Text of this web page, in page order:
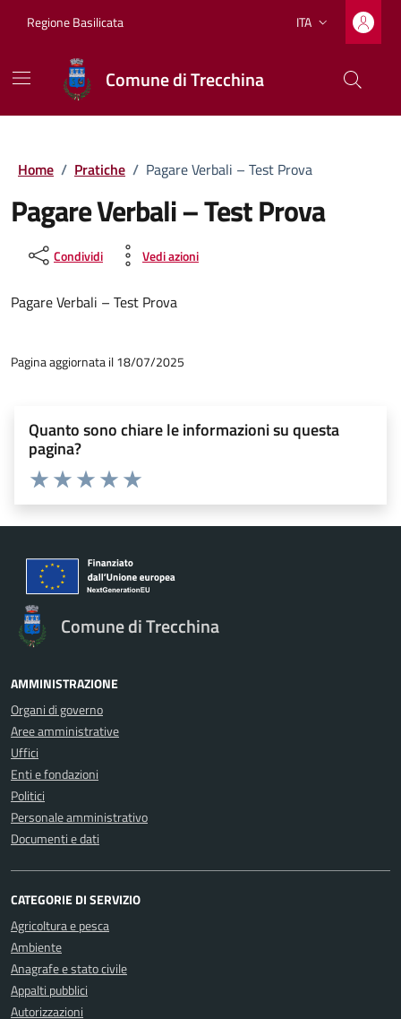
Regione Basilicata Lingua attiva:
ITA
Comune di Trecchina
Home / Pratiche / Pagare Verbali – Test Prova
Pagare Verbali – Test Prova
Condividi Vedi azioni
Pagare Verbali – Test Prova
Pagina aggiornata il 18/07/2025
Quanto sono chiare le informazioni su questa
pagina?
Valuta 5 stelle su 5
Valuta 4 stelle su 5
Valuta 3 stelle su 5
Valuta 2 stelle su 5
Valuta 1 stelle su 5
Comune di Trecchina
AMMINISTRAZIONE
Organi di governo
Aree amministrative
Uffici
Enti e fondazioni
Politici
Personale amministrativo
Documenti e dati
CATEGORIE DI SERVIZIO
Agricoltura e pesca
Ambiente
Anagrafe e stato civile
Appalti pubblici
Autorizzazioni